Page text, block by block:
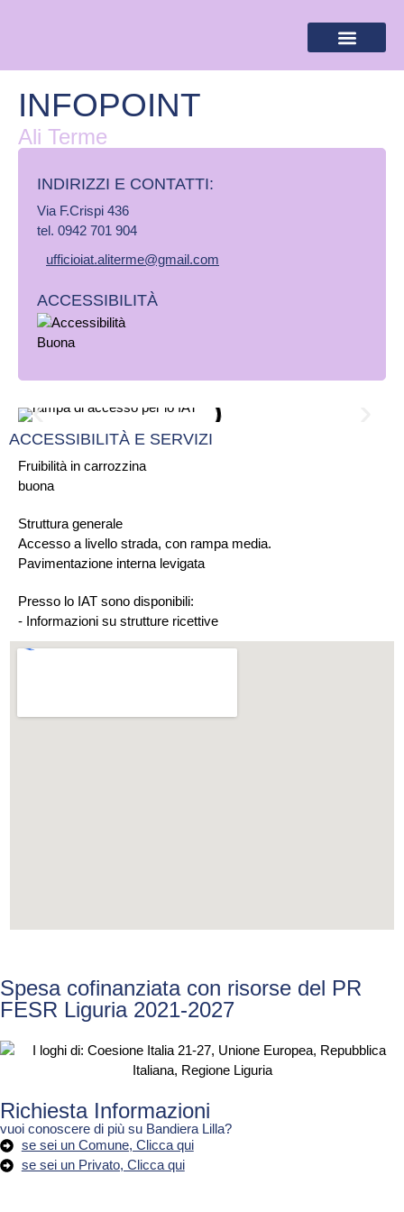
INFOPOINT
Ali Terme
INDIRIZZI E CONTATTI:​
Via F.Crispi 436
tel. 0942 701 904
ufficioiat.aliterme@gmail.com
ACCESSIBILITÀ
Fruibilità in carrozzina
buona
Struttura generale
Accesso a livello strada, con rampa media.
Pavimentazione interna levigata
Presso lo IAT sono disponibili:
- Informazioni su strutture ricettive
ACCESSIBILITÀ E SERVIZI
Spesa cofinanziata con risorse del PR
FESR Liguria 2021-2027
Richiesta Informazioni
vuoi conoscere di più su Bandiera Lilla?
se sei un Comune, Clicca qui
se sei un Privato, Clicca qui